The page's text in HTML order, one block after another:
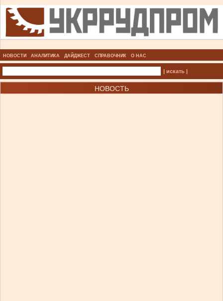
НОВОСТИ АНАЛИТИКА ДАЙДЖЕСТ СПРАВОЧНИК О НАС
| искать |
НОВОСТЬ